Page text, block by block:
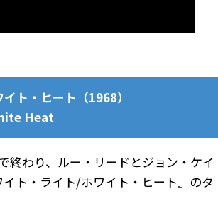
ト・ヒート（1968）
Heat
終わり、ルー・リードとジョン・ケイ
ト・ライト/ホワイト・ヒート』のタ